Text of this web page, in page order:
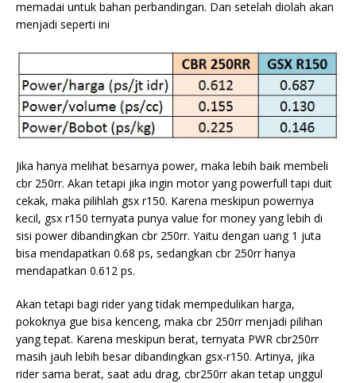
memadai untuk bahan perbandingan. Dan setelah diolah akan
menjadi seperti ini
Jika hanya melihat besarnya power, maka lebih baik membeli
cbr 250rr. Akan tetapi jika ingin motor yang powerfull tapi duit
cekak, maka pilihlah gsx r150. Karena meskipun powernya
kecil, gsx r150 ternyata punya value for money yang lebih di
sisi power dibandingkan cbr 250rr. Yaitu dengan uang 1 juta
bisa mendapatkan 0.68 ps, sedangkan cbr 250rr hanya
mendapatkan 0.612 ps.
Akan tetapi bagi rider yang tidak mempedulikan harga,
pokoknya gue bisa kenceng, maka cbr 250rr menjadi pilihan
yang tepat. Karena meskipun berat, ternyata PWR cbr250rr
masih jauh lebih besar dibandingkan gsx-r150. Artinya, jika
rider sama berat, saat adu drag, cbr250rr akan tetap unggul